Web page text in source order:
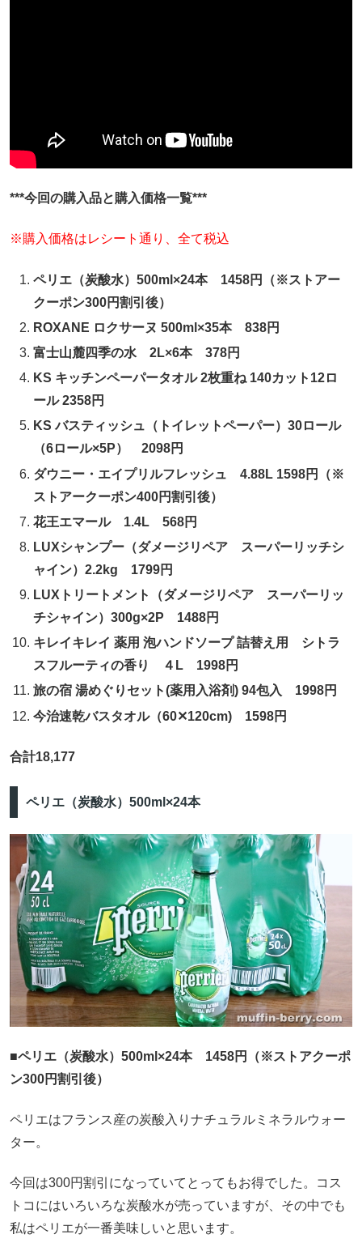
***今回の購入品と購入価格一覧***
※購入価格はレシート通り、全て税込
ペリエ（炭酸水）500ml×24本 1458円（※ストアー
クーポン300円割引後）
ROXANE ロクサーヌ 500ml×35本 838円
富士山麓四季の水 2L×6本 378円
KS キッチンペーパータオル 2枚重ね 140カット12ロ
ール 2358円
KS バスティッシュ（トイレットペーパー）30ロール
（6ロール×5P） 2098円
ダウニー・エイプリルフレッシュ 4.88L 1598円（※
ストアークーポン400円割引後）
花王エマール 1.4L 568円
LUXシャンプー（ダメージリペア スーパーリッチシ
ャイン）2.2kg 1799円
LUXトリートメント（ダメージリペア スーパーリッ
チシャイン）300g×2P 1488円
キレイキレイ 薬用 泡ハンドソープ 詰替え用 シトラ
スフルーティの香り ４L 1998円
旅の宿 湯めぐりセット(薬用入浴剤) 94包入 1998円
今治速乾バスタオル（60✕120cm) 1598円
合計18,177
ペリエ（炭酸水）500ml×24本
■ペリエ（炭酸水）500ml×24本 1458円（※ストアクーポ
ン300円割引後）
ペリエはフランス産の炭酸入りナチュラルミネラルウォー
ター。
今回は300円割引になっていてとってもお得でした。コス
トコにはいろいろな炭酸水が売っていますが、その中でも
私はペリエが一番美味しいと思います。